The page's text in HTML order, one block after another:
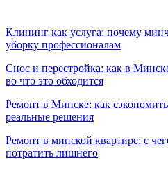
Клининг как услуга: почему
уборку профессионалам
Снос и перестройка: как в
во что это обходится
Ремонт в Минске: как
реальные решения
Ремонт в минской квартире: с
потратить лишнего